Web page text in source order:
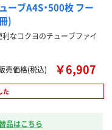
ーブA4S・500枚 フー
)
なコクヨのチューブファイ
売価格(税込) ￥6,907
た
品はこちら